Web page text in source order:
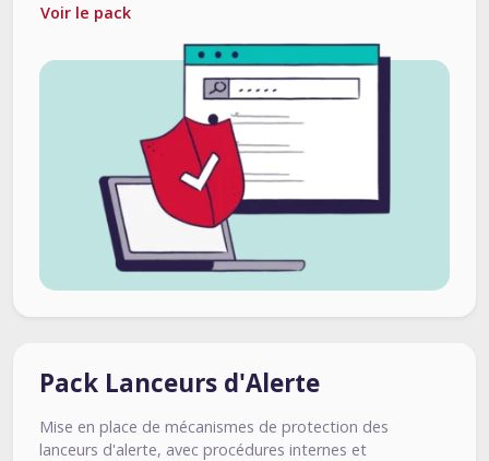
Voir le pack
Pack Lanceurs d'Alerte
Mise en place de mécanismes de protection des
lanceurs d'alerte, avec procédures internes et